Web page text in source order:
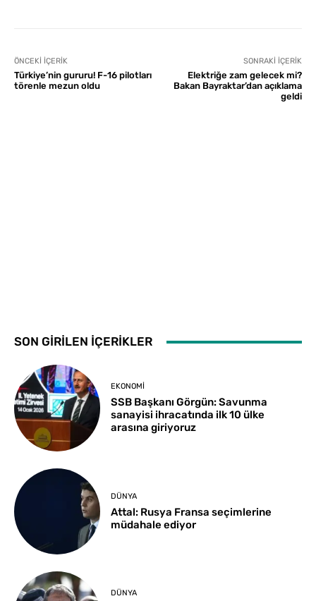
ÖNCEKI İÇERIK
Türkiye’nin gururu! F-16 pilotları
törenle mezun oldu
SONRAKI İÇERIK
Elektriğe zam gelecek mi?
Bakan Bayraktar’dan açıklama
geldi
SON GİRİLEN İÇERİKLER
EKONOMI
SSB Başkanı Görgün: Savunma
sanayisi ihracatında ilk 10 ülke
arasına giriyoruz
DÜNYA
Attal: Rusya Fransa seçimlerine
müdahale ediyor
DÜNYA